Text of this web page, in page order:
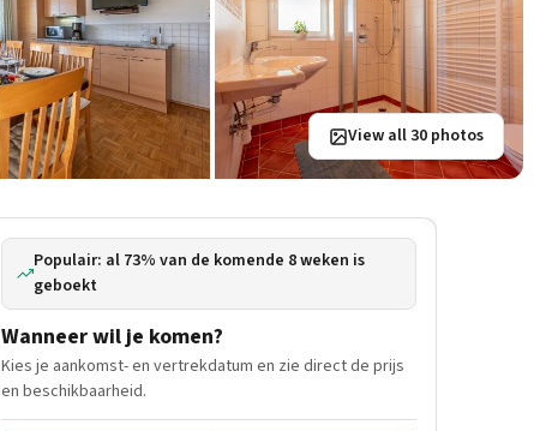
View all 30 photos
Populair: al 73% van de komende 8 weken is
geboekt
Wanneer wil je komen?
Kies je aankomst- en vertrekdatum en zie direct de prijs
en beschikbaarheid.